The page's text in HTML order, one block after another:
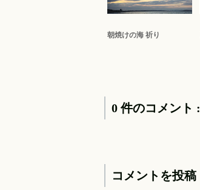
朝焼けの海 祈り
0 件のコメント :
コメントを投稿